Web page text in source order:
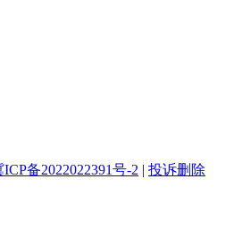
ICP备2022022391号-2 | 投诉删除